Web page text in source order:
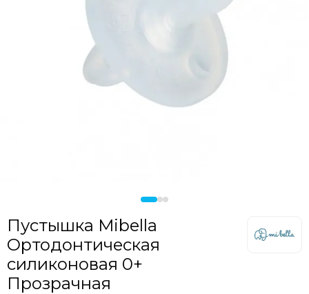
Пустышка Mibella
Ортодонтическая
силиконовая 0+
Прозрачная